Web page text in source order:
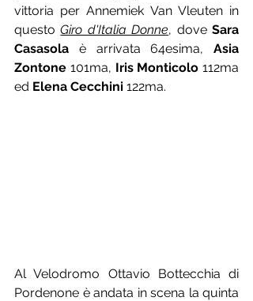
vittoria per Annemiek Van Vleuten in
questo Giro d'Italia Donne, dove Sara
Casasola è arrivata 64esima, Asia
Zontone 101ma, Iris Monticolo 112ma
ed Elena Cecchini 122ma.
Al Velodromo Ottavio Bottecchia di
Pordenone è andata in scena la quinta